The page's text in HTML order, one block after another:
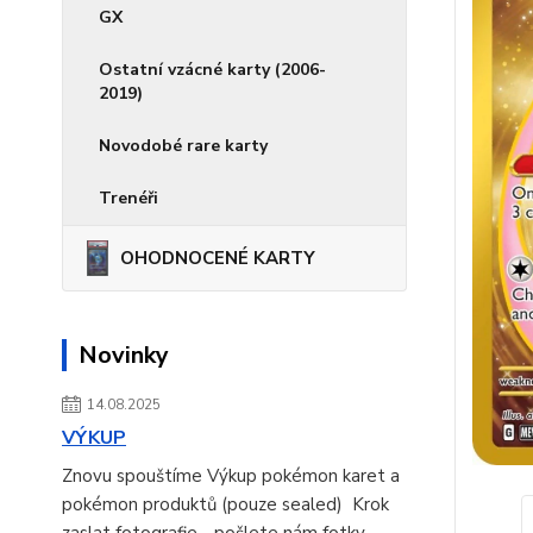
GX
Ostatní vzácné karty (2006-
2019)
Novodobé rare karty
Trenéři
OHODNOCENÉ KARTY
Novinky
14.08.2025
VÝKUP
Znovu spouštíme Výkup pokémon karet a
pokémon produktů (pouze sealed) Krok